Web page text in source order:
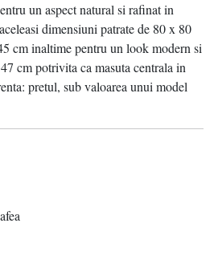
un aspect natural si rafinat in
dimensiuni patrate de 80 x 80
cm inaltime pentru un look modern si
cm potrivita ca masuta centrala in
pretul, sub valoarea unui model